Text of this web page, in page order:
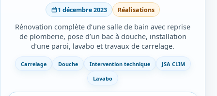
1 décembre 2023 Réalisations
Rénovation complète d’une salle de bain avec reprise
de plomberie, pose d’un bac à douche, installation
d’une paroi, lavabo et travaux de carrelage.
Carrelage Douche Intervention technique
JSA CLIM
Lavabo